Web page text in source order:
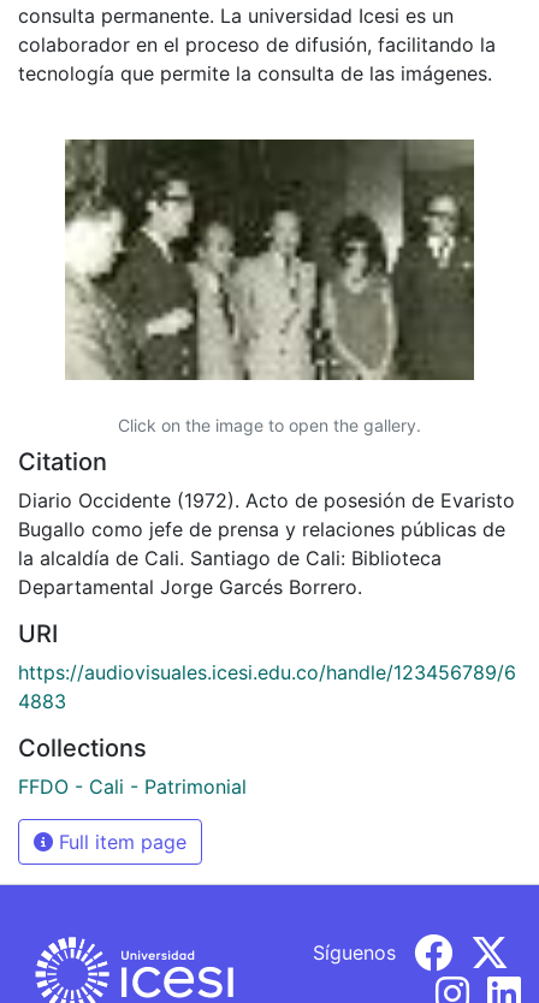
consulta permanente. La universidad Icesi es un
colaborador en el proceso de difusión, facilitando la
tecnología que permite la consulta de las imágenes.
Click on the image to open the gallery.
Citation
Diario Occidente (1972). Acto de posesión de Evaristo
Bugallo como jefe de prensa y relaciones públicas de
la alcaldía de Cali. Santiago de Cali: Biblioteca
Departamental Jorge Garcés Borrero.
URI
https://audiovisuales.icesi.edu.co/handle/123456789/6
4883
Collections
FFDO - Cali - Patrimonial
Full item page
Síguenos